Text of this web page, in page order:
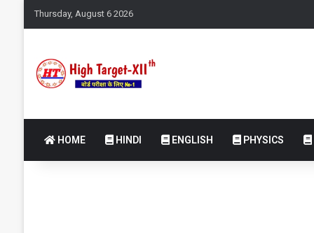
Thursday, August 6 2026
HOME HINDI ENGLISH PHYSICS